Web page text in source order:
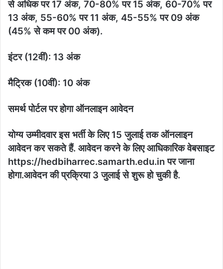
से अधिक पर 17 अंक, 70-80% पर 15 अंक, 60-70% पर
13 अंक, 55-60% पर 11 अंक, 45-55% पर 09 अंक
(45% से कम पर 00 अंक).
​इंटर (12वीं): 13 अंक
​मैट्रिक (10वीं): 10 अंक
समर्थ पोर्टल पर होगा ऑनलाइन आवेदन
​योग्य उम्मीदवार इस भर्ती के लिए 15 जुलाई तक ऑनलाइन
आवेदन कर सकते हैं. आवेदन करने के लिए आधिकारिक वेबसाइट
https://hedbiharrec.samarth.edu.in पर जाना
होगा.आवेदन की प्रक्रिया 3 जुलाई से शुरू हो चुकी है.